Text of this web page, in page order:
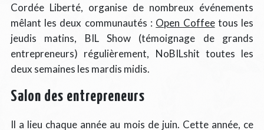
Cordée Liberté, organise de nombreux événements
mêlant les deux communautés : Open Coffeetous les
jeudis matins, BIL Show (témoignage de grands
entrepreneurs) régulièrement, NoBILshit toutes les
deux semaines les mardis midis.
Salon des entrepreneurs
Il a lieu chaque année au mois de juin. Cette année, ce